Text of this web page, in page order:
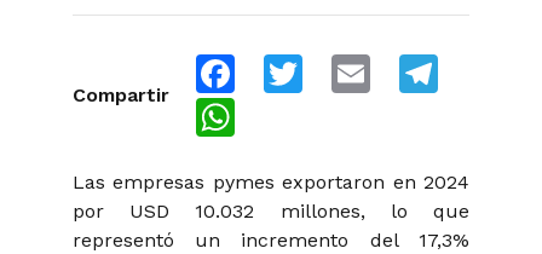
Compartir
FacebookTwitter Email
Las empresas pymes exportaron en 2024
por USD 10.032 millones, lo que
representó un incremento del 17,3%